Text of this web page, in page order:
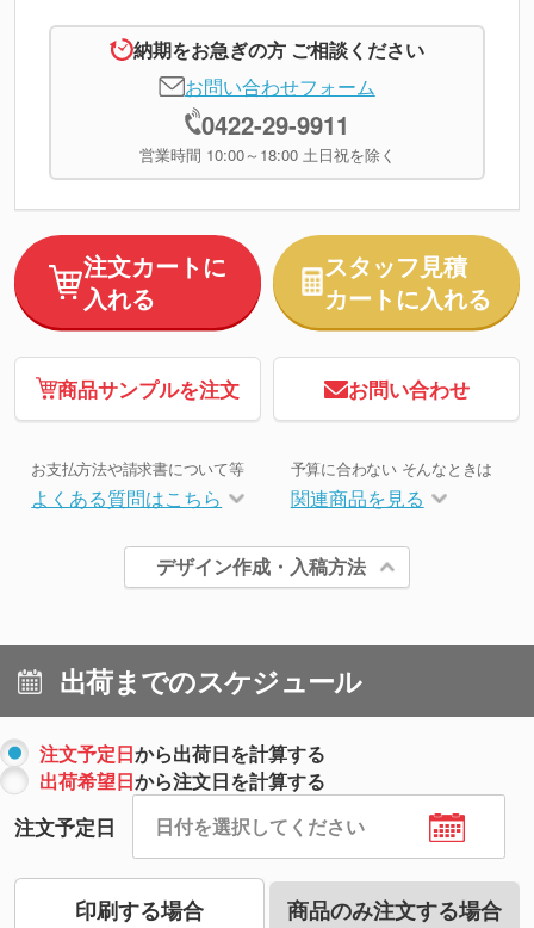
納期をお急ぎの方 ご相談ください
お問い合わせフォーム
0422-29-9911
営業時間 10:00～18:00 土日祝を除く
注文カートに
入れる
スタッフ見積
カートに入れる
商品サンプルを注文 お問い合わせ
お支払方法や請求書について等
よくある質問はこちら
予算に合わない そんなときは
関連商品を見る
デザイン作成・入稿方法
出荷までのスケジュール
注文予定日から出荷日を計算する
出荷希望日から注文日を計算する
注文予定日
印刷する場合 商品のみ注文する場合